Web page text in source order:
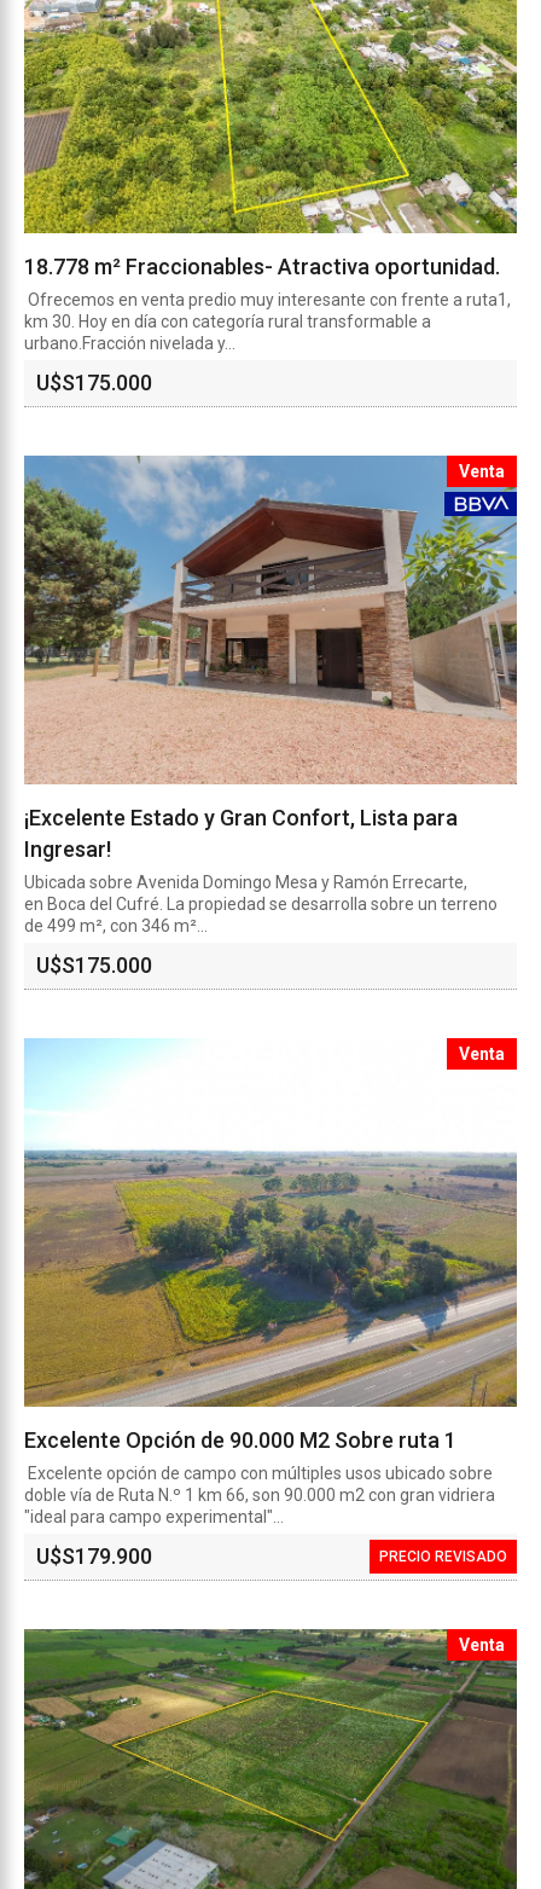
18.778 m² Fraccionables- Atractiva oportunidad.
Ofrecemos en venta predio muy interesante con frente a ruta1,
km 30. Hoy en día con categoría rural transformable a
urbano.Fracción nivelada y...
U$S175.000
Venta
¡Excelente Estado y Gran Confort, Lista para
Ingresar!
Ubicada sobre Avenida Domingo Mesa y Ramón Errecarte,
en Boca del Cufré. La propiedad se desarrolla sobre un terreno
de 499 m², con 346 m²...
U$S175.000
Venta
Excelente Opción de 90.000 M2 Sobre ruta 1
Excelente opción de campo con múltiples usos ubicado sobre
doble vía de Ruta N.º 1 km 66, son 90.000 m2 con gran vidriera
"ideal para campo experimental"...
PRECIO REVISADO
U$S179.900
Venta